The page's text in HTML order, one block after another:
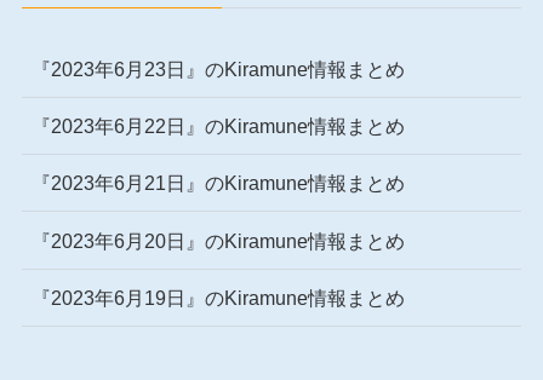
『2023年6月23日』のKiramune情報まとめ
『2023年6月22日』のKiramune情報まとめ
『2023年6月21日』のKiramune情報まとめ
『2023年6月20日』のKiramune情報まとめ
『2023年6月19日』のKiramune情報まとめ